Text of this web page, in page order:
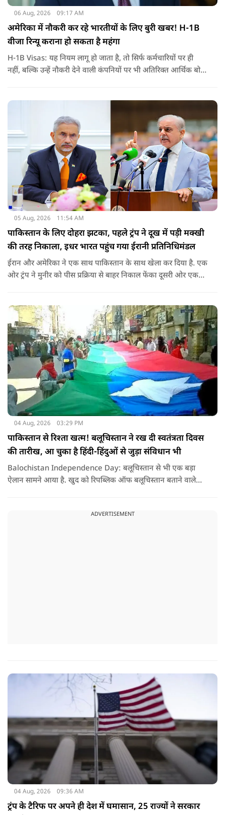
06 Aug, 2026 09:17 AM
अमेरिका में नौकरी कर रहे भारतीयों के लिए बुरी खबर! H-1B
वीजा रिन्यू कराना हो सकता है महंगा
H-1B Visas: यह नियम लागू हो जाता है, तो सिर्फ कर्मचारियों पर ही
नहीं, बल्कि उन्हें नौकरी देने वाली कंपनियों पर भी अतिरिक्त आर्थिक बोझ
वीजा का समय-समय पर नवीनीकरण कराते हैं.
05 Aug, 2026 11:54 AM
पाकिस्तान के लिए दोहरा झटका, पहले ट्रंप ने दूख में पड़ी मक्खी
की तरह निकाला, इधर भारत पहुंच गया ईरानी प्रतिनिधिमंडल
ईरान और अमेरिका ने एक साथ पाकिस्तान के साथ खेला कर दिया है. एक
ओर ट्रंप ने मुनीर को पीस प्रक्रिया से बाहर निकाल फेंका दूसरी ओर एक
04 Aug, 2026 03:29 PM
पाकिस्तान से रिश्ता खत्म! बलूचिस्तान ने रख दी स्वतंत्रता दिवस
की तारीख, आ चुका है हिंदी-हिंदुओं से जुड़ा संविधान भी
Balochistan Independence Day: बलूचिस्तान से भी एक बड़ा
ऐलान सामने आया है. खुद को रिपब्लिक ऑफ बलूचिस्तान बताने वाले
ADVERTISEMENT
04 Aug, 2026 09:36 AM
ट्रंप के टैरिफ पर अपने ही देश में घमासान, 25 राज्यों ने सरकार